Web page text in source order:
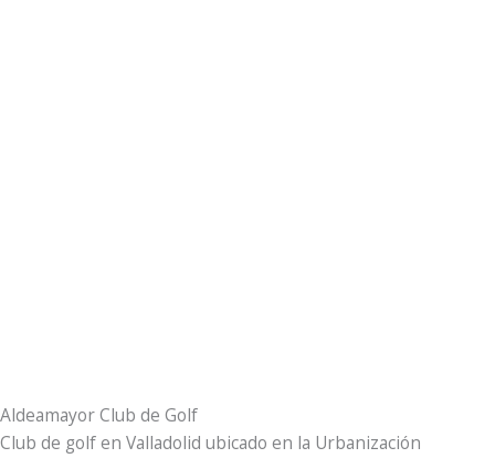
Aldeamayor Club de Golf
Club de golf en Valladolid ubicado en la Urbanización